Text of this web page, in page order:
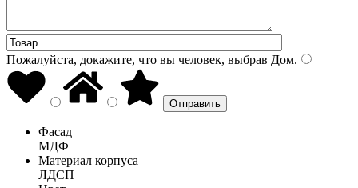
Пожалуйста, докажите, что вы человек, выбрав Дом.
Фасад
МДФ
Материал корпуса
ЛДСП